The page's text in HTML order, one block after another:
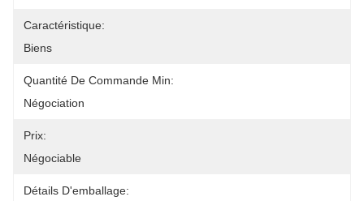
Caractéristique:
Biens
Quantité De Commande Min:
Négociation
Prix:
Négociable
Détails D'emballage: